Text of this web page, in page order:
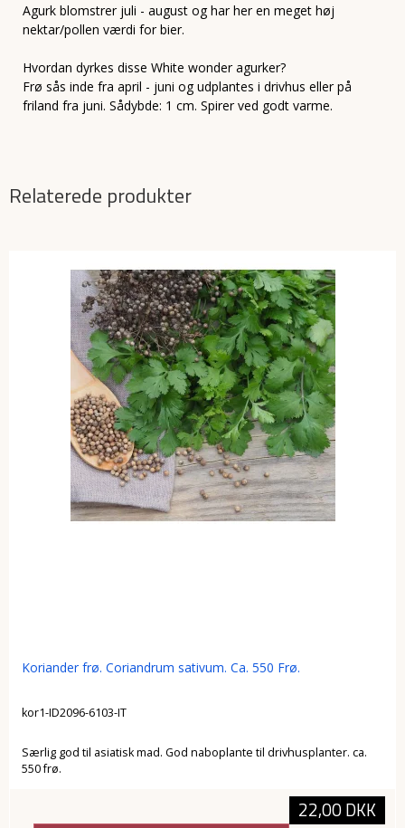
Agurk blomstrer juli - august og har her en meget høj
nektar/pollen værdi for bier.
Hvordan dyrkes disse White wonder agurker?
Frø sås inde fra april - juni og udplantes i drivhus eller på
friland fra juni. Sådybde: 1 cm. Spirer ved godt varme.
Relaterede produkter
Koriander frø. Coriandrum sativum. Ca. 550 Frø.
kor1-ID2096-6103-IT
Særlig god til asiatisk mad. God naboplante til drivhusplanter. ca.
550 frø.
22,00 DKK